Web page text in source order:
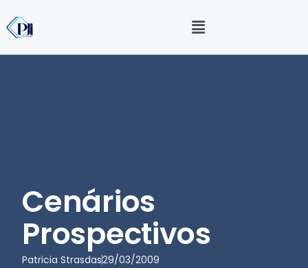
Cenários
Prospectivos
Patricia Strasdas29/03/2009